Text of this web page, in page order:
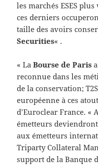
les marchés ESES
ces derniers
taille des avoirs
Securities« .
« LaBourse de Paris
reconnue dans les
de la conservation;
européenne à ces
d’Euroclear France. «
émetteurs
aux émetteurs
Triparty Collateral
support de la Banque